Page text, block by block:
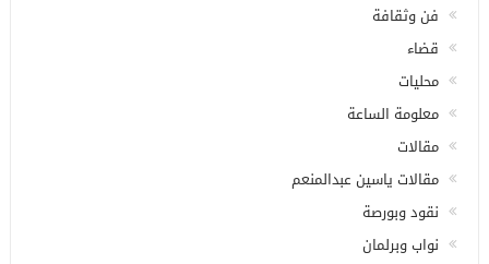
فن وثقافة
قضاء
محليات
معلومة الساعة
مقالات
مقالات ياسين عبدالمنعم
نقود وبورصة
نواب وبرلمان